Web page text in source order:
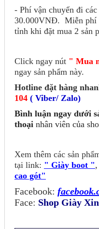
- Phí vận chuyển đi
30.000VNĐ. Miễn phí
tỉnh khi đặt mua 2 sản
Click ngay nút" Mua
ngay sản phẩm này.
Hotline đặt hàng
104( Viber/ Zalo)
Bình luận ngay dưới
thoạinhân viên của
Xem thêm các sản
tại link: " Giày boot ",
cao gót"
Facebook:
Face: Shop Giày